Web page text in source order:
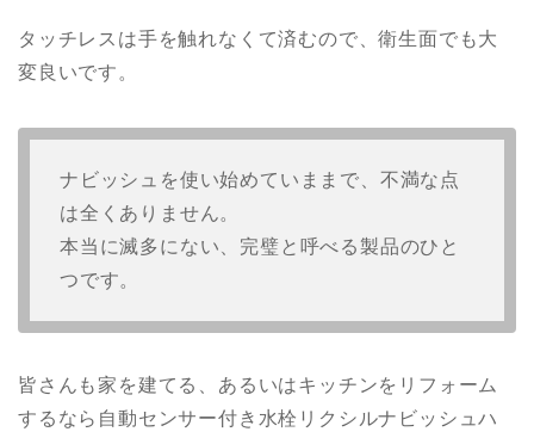
タッチレスは手を触れなくて済むので、衛生面でも大
変良いです。
ナビッシュを使い始めていままで、不満な点
は全くありません。
本当に滅多にない、完璧と呼べる製品のひと
つです。
皆さんも家を建てる、あるいはキッチンをリフォーム
するなら自動センサー付き水栓リクシルナビッシュハ